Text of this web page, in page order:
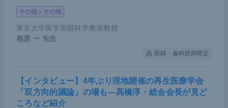
その他＞その他
東京大学医学部眼科学教室教授
相原 一 先生
医師・歯科医師限定
【インタビュー】4年ぶり現地開催の再生医療学会
「双方向的議論」の場も―髙橋淳・総会会長が見ど
ころなど紹介